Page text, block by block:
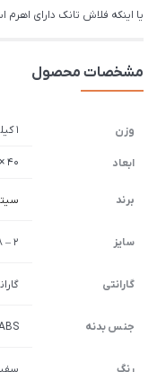
یا اینکه فلاش تانک دارای
مشخصات محصول
وزن 1 کیلوگرم
ابعاد 40 × 36 × 10 سانتیمتر
برند
سایز 2 – 8 لیتر
گارانتی گارانتی 5
جنس بدنه